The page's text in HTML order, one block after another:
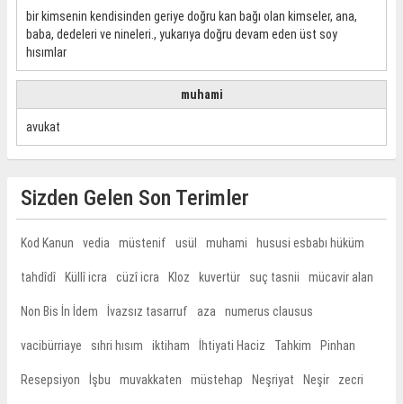
bir kimsenin kendisinden geriye doğru kan bağı olan kimseler, ana,
baba, dedeleri ve nineleri., yukarıya doğru devam eden üst soy
hısımlar
muhami
avukat
Sizden Gelen Son Terimler
Kod Kanun vedia müstenif usül muhami hususi esbabı hüküm
tahdîdî Küllî icra cüzî icra Kloz kuvertür suç tasnii mücavir alan
Non Bis İn İdem İvazsız tasarruf aza numerus clausus
vacibürriaye sıhri hısım iktiham İhtiyati Haciz Tahkim Pinhan
Resepsiyon İşbu muvakkaten müstehap Neşriyat Neşir zecri